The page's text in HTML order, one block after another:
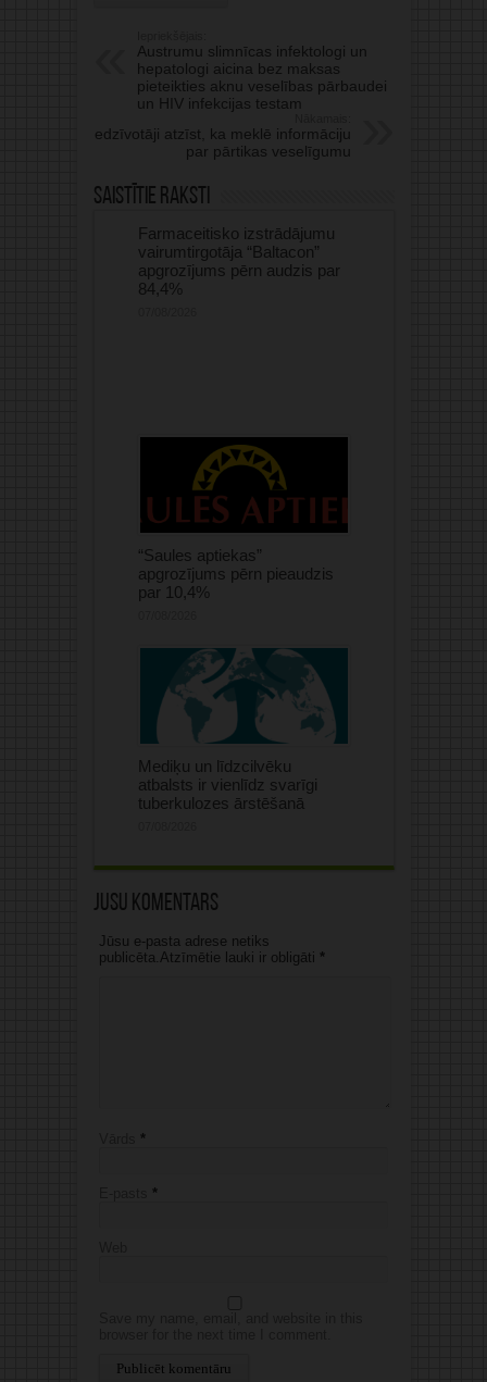
Austrumu slimnīcas infektologi un
hepatologi aicina bez maksas
pieteikties aknu veselības pārbaudei
un HIV infekcijas testam
Iedzīvotāji atzīst, ka meklē informāciju
par pārtikas veselīgumu
Saistītie raksti
Farmaceitisko izstrādājumu
vairumtirgotāja “Baltacon”
apgrozījums pērn audzis par
84,4%
“Saules aptiekas”
apgrozījums pērn pieaudzis
par 10,4%
Mediķu un līdzcilvēku
atbalsts ir vienlīdz svarīgi
tuberkulozes ārstēšanā
Jūsu komentārs
Jūsu e-pasta adrese netiks
publicēta.Atzīmētie lauki ir obligāti *
*
*